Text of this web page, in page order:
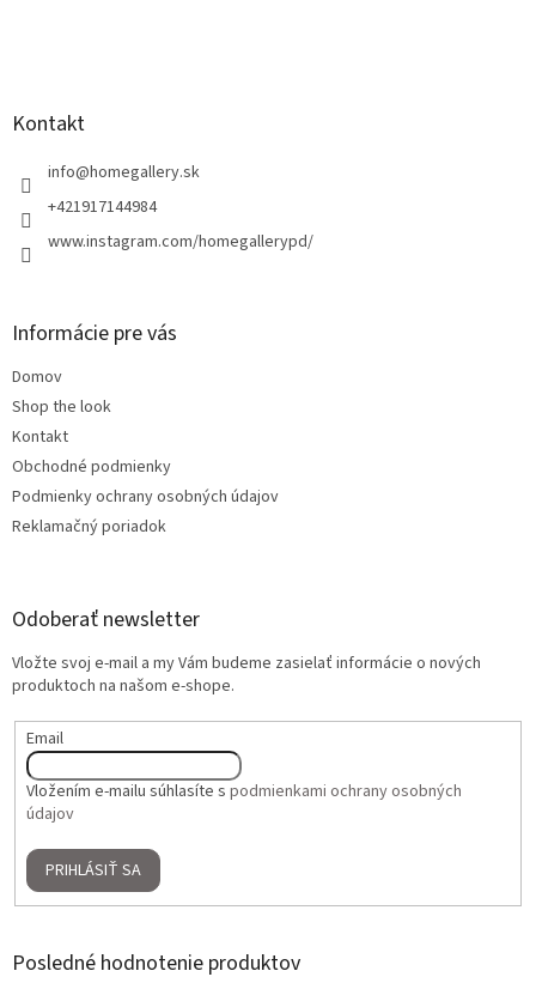
Kontakt
info@homegallery.sk
+421917144984
www.instagram.com/homegallerypd/
Informácie pre vás
Domov
Shop the look
Kontakt
Obchodné podmienky
Podmienky ochrany osobných údajov
Reklamačný poriadok
Odoberať newsletter
Vložte svoj e-mail a my Vám budeme zasielať informácie o nových
produktoch na našom e-shope.
Email
Vložením e-mailu súhlasíte s podmienkami ochrany osobných
údajov
PRIHLÁSIŤ SA
Posledné hodnotenie produktov